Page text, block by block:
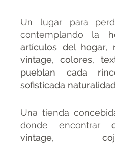
Un lugar para
contemplando la
artículos del hogar,
vintage, colores,
pueblan cada
sofisticada
Una tienda
donde encontrar
vintage,